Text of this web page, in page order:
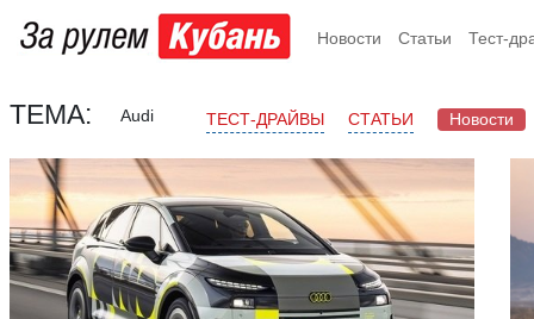
Новости Статьи Тест-
ТЕМА: Audi ТЕСТ-ДРАЙВЫ СТАТЬИ Новости